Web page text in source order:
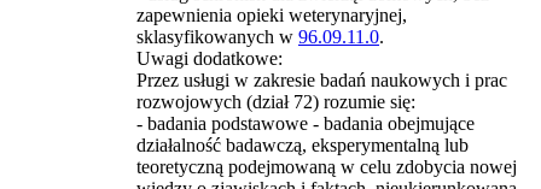
zapewnienia opieki weterynaryjnej,
sklasyfikowanych w 96.09.11.0.
Uwagi dodatkowe:
Przez usługi w zakresie badań naukowych i prac
rozwojowych (dział 72) rozumie się:
- badania podstawowe - badania obejmujące
działalność badawczą, eksperymentalną lub
teoretyczną podejmowaną w celu zdobycia nowej